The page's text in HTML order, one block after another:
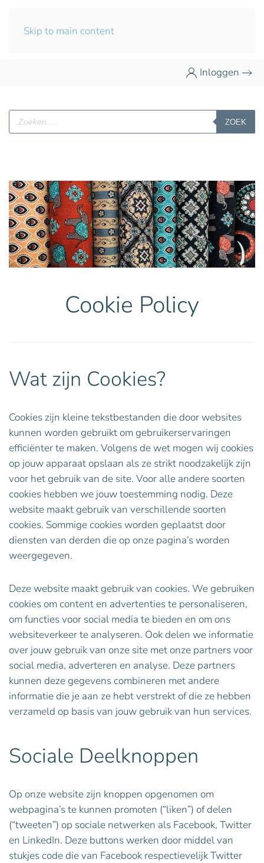
Skip to main content
Inloggen
Producten
zoeken
ZOEK
Cookie Policy
Wat zijn Cookies?
Cookies zijn kleine tekstbestanden die door websites
kunnen worden gebruikt om gebruikerservaringen
efficiënter te maken. Volgens de wet mogen wij cookies
op jouw apparaat opslaan als ze strikt noodzakelijk zijn
voor het gebruik van de site. Voor alle andere soorten
cookies hebben we jouw toestemming nodig. Deze
website maakt gebruik van verschillende soorten
cookies. Sommige cookies worden geplaatst door
diensten van derden die op onze pagina’s worden
weergegeven.
Deze website maakt gebruik van cookies. We gebruiken
cookies om content en advertenties te personaliseren,
om functies voor social media te bieden en om ons
websiteverkeer te analyseren. Ook delen we informatie
over jouw gebruik van onze site met onze partners voor
social media, adverteren en analyse. Deze partners
kunnen deze gegevens combineren met andere
informatie die je aan ze hebt verstrekt of die ze hebben
verzameld op basis van jouw gebruik van hun services.
Sociale Deelknoppen
Op onze website zijn knoppen opgenomen om
webpagina’s te kunnen promoten (“liken”) of delen
(“tweeten”) op sociale netwerken als Facebook, Twitter
en LinkedIn. Deze buttons werken door middel van
stukjes code die van Facebook respectievelijk Twitter